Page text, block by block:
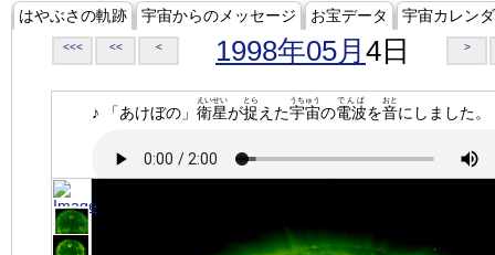
はやぶさの軌跡 宇宙からのメッセージ お宝データ 宇宙カレン
<<< << < 1998年05月 4日 >
♪ 「あけぼの」 衛星
えいせい
が捉
とら
えた宇宙
うちゅう
の電波
でんぱ
を音
おと
にしました。